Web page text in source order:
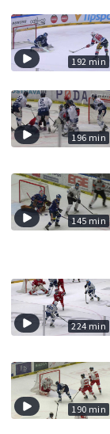
192 min
196 min
145 min
224 min
190 min